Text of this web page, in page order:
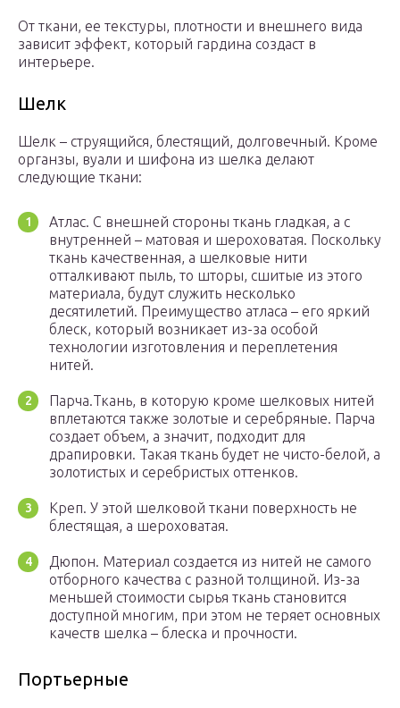
От ткани, ее текстуры, плотности и внешнего вида
зависит эффект, который гардина создаст в
интерьере.
Шелк
Шелк – струящийся, блестящий, долговечный. Кроме
органзы, вуали и шифона из шелка делают
следующие ткани:
Атлас. С внешней стороны ткань гладкая, а с
внутренней – матовая и шероховатая. Поскольку
ткань качественная, а шелковые нити
отталкивают пыль, то шторы, сшитые из этого
материала, будут служить несколько
десятилетий. Преимущество атласа – его яркий
блеск, который возникает из-за особой
технологии изготовления и переплетения
нитей.
Парча.Ткань, в которую кроме шелковых нитей
вплетаются также золотые и серебряные. Парча
создает объем, а значит, подходит для
драпировки. Такая ткань будет не чисто-белой, а
золотистых и серебристых оттенков.
Креп. У этой шелковой ткани поверхность не
блестящая, а шероховатая.
Дюпон. Материал создается из нитей не самого
отборного качества с разной толщиной. Из-за
меньшей стоимости сырья ткань становится
доступной многим, при этом не теряет основных
качеств шелка – блеска и прочности.
Портьерные